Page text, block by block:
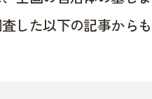
した以下の記事から